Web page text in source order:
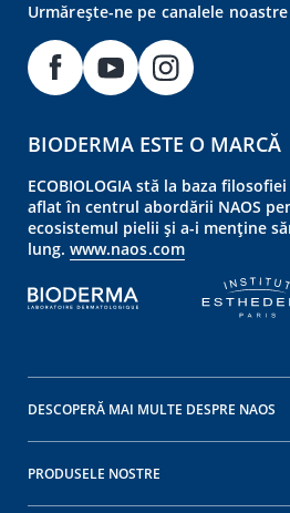
Urmărește-ne pe canalele
BIODERMA ESTE O MARCĂ
ECOBIOLOGIA stă la baza
aflat în centrul abordării NAOS
ecosistemul pielii și a-i menține
lung. www.naos.com
DESCOPERĂ MAI MULTE DESPRE NAOS
PRODUSELE NOSTRE